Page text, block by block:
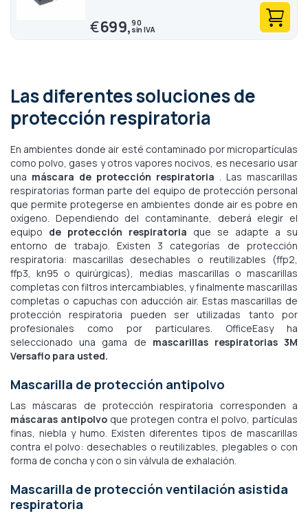
€699,90
Las diferentes soluciones de
protección respiratoria
En ambientes donde air esté contaminado por micropartículas
como polvo, gases y otros vapores nocivos, es necesario usar
una máscara de protección respiratoria . Las mascarillas
respiratorias forman parte del equipo de protección personal
que permite protegerse en ambientes donde air es pobre en
oxígeno. Dependiendo del contaminante, deberá elegir el
equipo de protección respiratoria que se adapte a su
entorno de trabajo. Existen 3 categorías de protección
respiratoria: mascarillas desechables o reutilizables (ffp2,
ffp3, kn95 o quirúrgicas), medias mascarillas o mascarillas
completas con filtros intercambiables, y finalmente mascarillas
completas o capuchas con aducción air. Estas mascarillas de
protección respiratoria pueden ser utilizadas tanto por
profesionales como por particulares. OfficeEasy ha
seleccionado una gama de mascarillas respiratorias 3M
Versaflo para usted.
Mascarilla de protección antipolvo
Las máscaras de protección respiratoria corresponden a
máscaras antipolvo que protegen contra el polvo, partículas
finas, niebla y humo. Existen diferentes tipos de mascarillas
contra el polvo: desechables o reutilizables, plegables o con
forma de concha y con o sin válvula de exhalación.
Mascarilla de protección ventilación asistida
respiratoria